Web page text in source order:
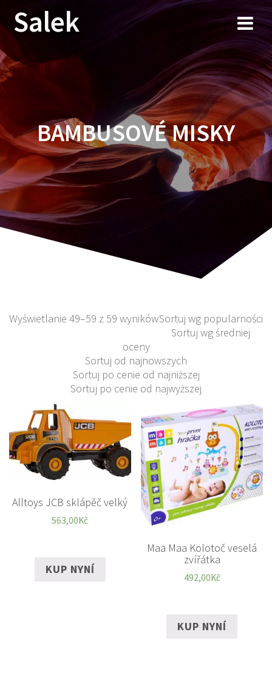
Przejdź
do
Salek
BAMBUSOVÉ MISKY
Wyświetlanie 49–59 z 59 wynikówSortuj wg popularności
Sortuj wg średniej
oceny
Sortuj od najnowszych
Sortuj po cenie od najniższej
Sortuj po cenie od najwyższej
Alltoys JCB sklápěč velký
563,00Kč
KUP NYNÍ
Maa Maa Kolotoč veselá
zvířátka
492,00Kč
KUP NYNÍ